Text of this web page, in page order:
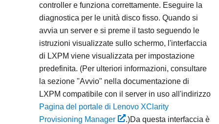
controller e funziona correttamente. Eseguire la
diagnostica per le unità disco fisso. Quando si
avvia un server e si preme il tasto seguendo le
istruzioni visualizzate sullo schermo, l'interfaccia
di LXPM viene visualizzata per impostazione
predefinita. (Per ulteriori informazioni, consultare
la sezione "Avvio" nella documentazione di
LXPM compatibile con il server in uso all'indirizzo
Pagina del portale di Lenovo XClarity
Provisioning Manager
.)Da questa interfaccia è